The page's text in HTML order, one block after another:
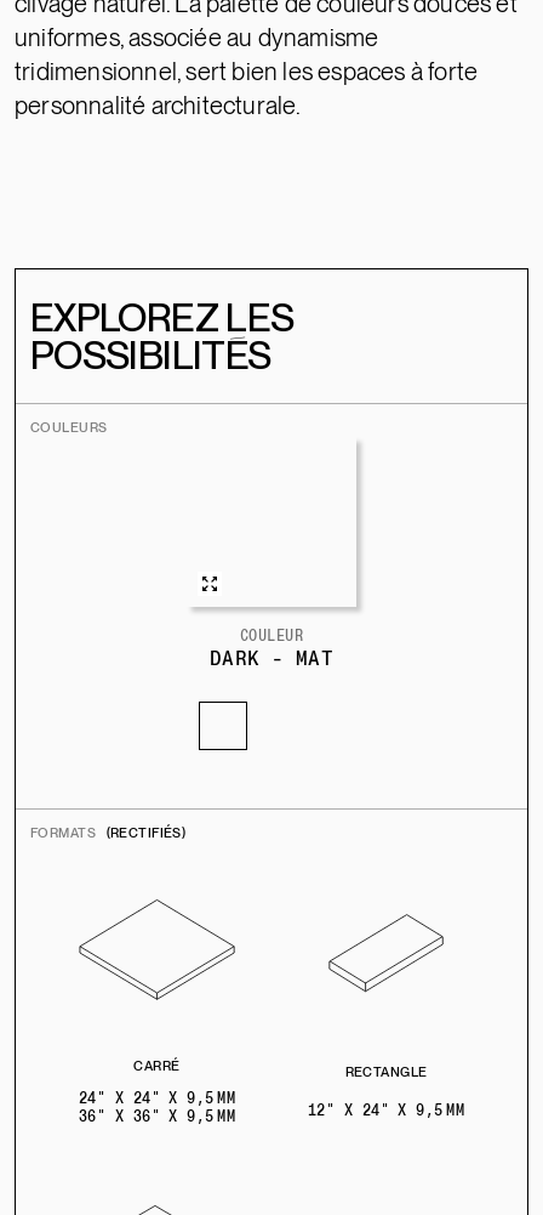
uniformes, associée au dynamisme
tridimensionnel, sert bien les espaces à forte
personnalité architecturale.
EXPLOREZ LES
POSSIBILITÉS
COULEURS
COULEUR
DARK - MAT
FORMATS (RECTIFIÉS)
CARRÉ
24" X 24" X 9,5 MM
36" X 36" X 9,5 MM
RECTANGLE
12" X 24" X 9,5 MM